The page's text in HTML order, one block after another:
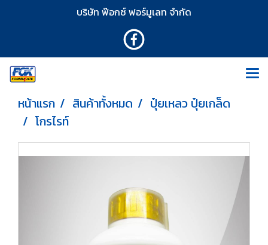
บริษัท ฟ๊อกซ์ ฟอร์มูเลท จำกัด
หน้าแรก สินค้าทั้งหมด
ปุ๋ยเหลว ปุ๋ยเกล็ด
โกรไรท์